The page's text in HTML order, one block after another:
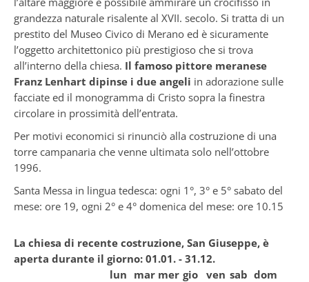
grandezza naturale risalente al XVII. secolo. Si tratta di un
prestito del Museo Civico di Merano ed è sicuramente
l’oggetto architettonico più prestigioso che si trova
all’interno della chiesa. Il famoso pittore meranese
Franz Lenhart dipinse i due angeli in adorazione sulle
facciate ed il monogramma di Cristo sopra la finestra
circolare in prossimità dell’entrata.
Per motivi economici si rinunciò alla costruzione di una
torre campanaria che venne ultimata solo nell’ottobre
1996.
Santa Messa in lingua tedesca: ogni 1°, 3° e 5° sabato del
mese: ore 19, ogni 2° e 4° domenica del mese: ore 10.15
La chiesa di recente costruzione, San Giuseppe, è
aperta durante il giorno: 01.01. - 31.12.
lun mar mer gio ven sab dom